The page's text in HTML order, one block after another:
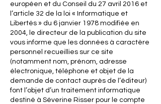
européen et du Conseil du 27 avril 2016 et
l’article 32 de la loi « Informatique et
Libertés » du 6 janvier 1978 modifiée en
2004, le directeur de la publication du site
vous informe que les données à caractère
personnel recueillies sur ce site
(notamment nom, prénom, adresse
électronique, téléphone et objet de la
demande de contact auprès de l’éditeur)
font l’objet d’un traitement informatique
destiné à Séverine Risser pour le compte